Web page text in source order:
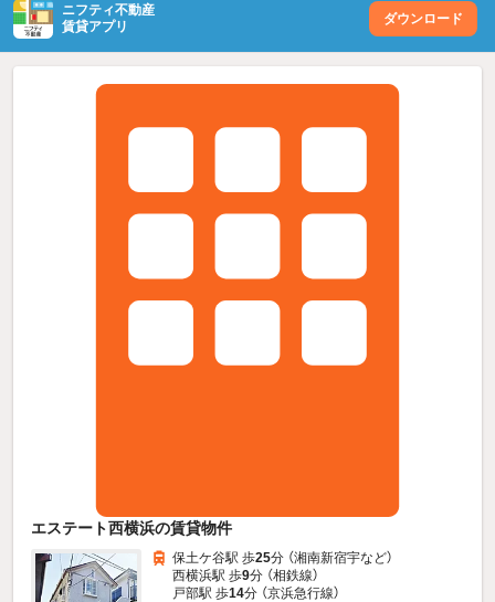
ニフティ不動産
賃貸アプリ
ダウンロード
エステート西横浜の賃貸物件
保土ケ谷駅 歩25分 （湘南新宿宇など）
西横浜駅 歩9分 （相鉄線）
戸部駅 歩14分 （京浜急行線）